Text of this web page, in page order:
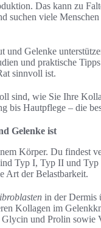
Das kann zu
viele
Gelenke
und praktische
sinnvoll ist.
sind, wie Sie Ihre
bis Hautpflege – die
Gelenke ist
Körper. Du findest
Typ I, Typ II und
Art der Belastbarkeit.
in der Dermis
Kollagen im
und Prolin sowie